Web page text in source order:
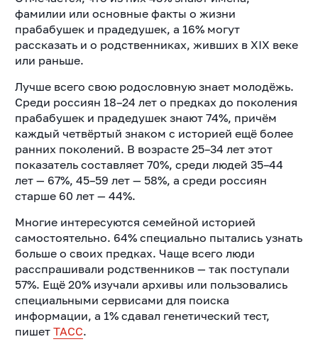
фамилии или основные факты о жизни
прабабушек и прадедушек, а 16% могут
рассказать и о родственниках, живших в XIX веке
или раньше.
Лучше всего свою родословную знает молодёжь.
Среди россиян 18–24 лет о предках до поколения
прабабушек и прадедушек знают 74%, причём
каждый четвёртый знаком с историей ещё более
ранних поколений. В возрасте 25–34 лет этот
показатель составляет 70%, среди людей 35–44
лет — 67%, 45–59 лет — 58%, а среди россиян
старше 60 лет — 44%.
Многие интересуются семейной историей
самостоятельно. 64% специально пытались узнать
больше о своих предках. Чаще всего люди
расспрашивали родственников — так поступали
57%. Ещё 20% изучали архивы или пользовались
специальными сервисами для поиска
информации, а 1% сдавал генетический тест,
пишет ТАСС.